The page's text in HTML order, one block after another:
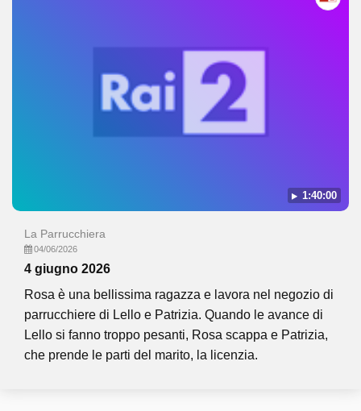
1:40:00
La Parrucchiera
04/06/2026
4 giugno 2026
Rosa è una bellissima ragazza e lavora nel negozio di
parrucchiere di Lello e Patrizia. Quando le avance di
Lello si fanno troppo pesanti, Rosa scappa e Patrizia,
che prende le parti del marito, la licenzia.